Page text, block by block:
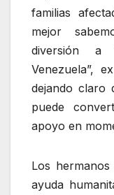
familias
mejor
diversión a
Venezuela”,
dejando claro
puede
apoyo en
Los
ayuda